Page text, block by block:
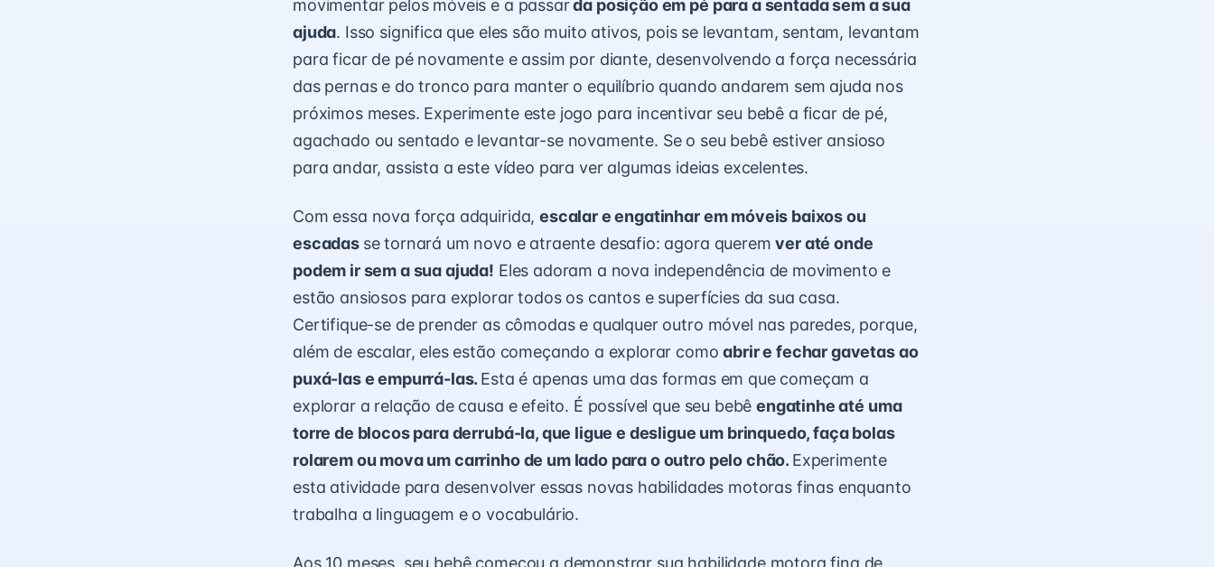
movimentar pelos móveis e a passarda posição em pé para a sentada sem a sua
ajuda. Isso significa que eles são muito ativos, pois se levantam, sentam, levantam
para ficar de pé novamente e assim por diante, desenvolvendo a força necessária
das pernas e do tronco para manter o equilíbrio quando andarem sem ajuda nos
próximos meses. Experimente este jogo para incentivar seu bebê a ficar de pé,
agachado ou sentado e levantar-se novamente. Se o seu bebê estiver ansioso
para andar, assista a este vídeo para ver algumas ideias excelentes.
Com essa nova força adquirida,escalar e engatinhar em móveis baixos ou
escadas se tornará um novo e atraente desafio: agora queremver até onde
podem ir sem a sua ajuda! Eles adoram a nova independência de movimento e
estão ansiosos para explorar todos os cantos e superfícies da sua casa.
Certifique-se de prender as cômodas e qualquer outro móvel nas paredes, porque,
além de escalar, eles estão começando a explorar comoabrir e fechar gavetas ao
puxá-las e empurrá-las. Esta é apenas uma das formas em que começam a
explorar a relação de causa e efeito. É possível que seu bebêengatinhe até uma
torre de blocos para derrubá-la,que ligue e desligue um brinquedo, faça bolas
rolarem ou mova um carrinho de um lado para o outro pelo chão. Experimente
esta atividade para desenvolver essas novas habilidades motoras finas enquanto
trabalha a linguagem e o vocabulário.
Aos 10 meses, seu bebê começou a demonstrar sua habilidade motora fina de